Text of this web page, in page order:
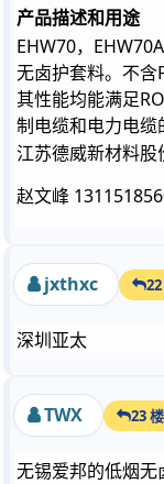
产品描述和用途
EHW70， EHW70A
无卤护套料。不含
其性能均能满足
制电缆和电力电缆
江苏德威新材料股
赵文峰
jxthxc
深圳亚太
TWX 23 楼
无锡爱邦的低烟无